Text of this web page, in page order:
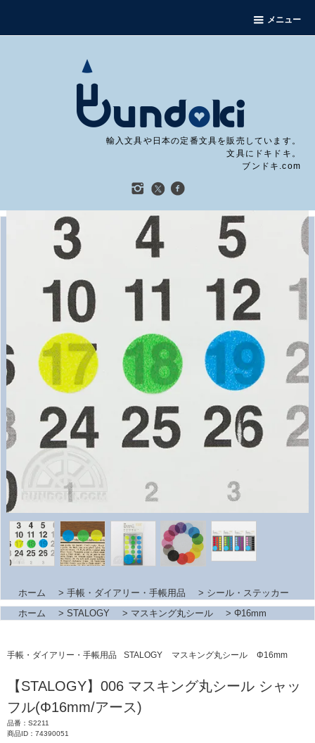
メニュー
輸入文具や日本の定番文具を販売しています。
文具にドキドキ。
ブンドキ.com
ホーム > 手帳・ダイアリー・手帳用品 > シール・ステッカー
ホーム
> STALOGY > マスキング丸シール > Φ16mm
手帳・ダイアリー・手帳用品 STALOGY マスキング丸シール Φ16mm
【STALOGY】006 マスキング丸シール シャッ
フル(Φ16mm/アース)
品番：S2211
商品ID：74390051